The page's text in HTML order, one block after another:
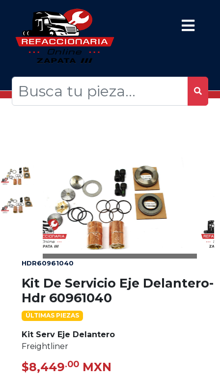
HDR60961040
Kit De Servicio Eje Delantero-
Hdr 60961040
ÚLTIMAS PIEZAS
Kit Serv Eje Delantero
Freightliner
$8,449.00 MXN